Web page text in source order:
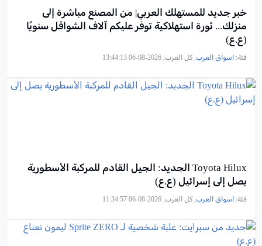
خبر جديد للمستهلك العربي| من المصنع مباشرة إلى
منزلك... ثورة استهلاكية توفر عليكم آلاف الشواقل سنويًا
(ع.ع)
فئة: اسواق العرب, كل العرب, 2026-08-06 13:44:13
Toyota Hilux الجديد: الجيل القادم للمركبة الأسطورية
يصل إلى إسرائيل (ع.ع)
فئة: اسواق العرب, كل العرب, 2026-08-06 11:34:57